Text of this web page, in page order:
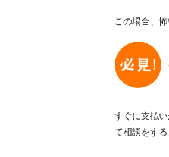
この場合、
すぐに支払
て相談をする